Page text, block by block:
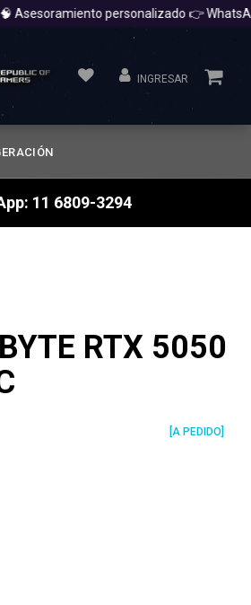
personalizado 👉 WhatsApp
INGRESAR
11 6809-3294
RTX 5050
[A PEDIDO]